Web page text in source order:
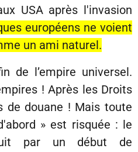
USA après l'invasion
européens ne voient
un ami naturel.
de l’empire universel.
! Après les Droits
de douane ! Mais toute
» est risquée : le
par un début de